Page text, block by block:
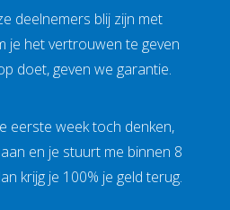
deelnemers blij zijn met
je het vertrouwen te geven
doet, geven we garantie.
eerste week toch denken,
en je stuurt me binnen 8
krijg je 100% je geld terug.